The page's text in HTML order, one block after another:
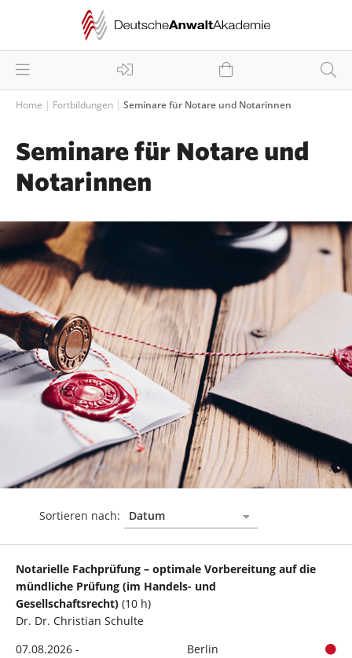
Home Fortbildungen Seminare für Notare und Notarinnen
Seminare für Notare und
Notarinnen
Sortieren nach:
Notarielle Fachprüfung – optimale Vorbereitung auf die
mündliche Prüfung (im Handels- und
Gesellschaftsrecht) (10 h)
Dr. Dr. Christian Schulte
07.08.2026 -
Berlin